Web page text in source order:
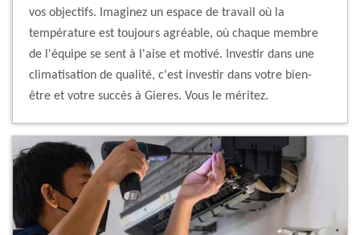
vos objectifs. Imaginez un espace de travail où la
température est toujours agréable, où chaque membre
de l'équipe se sent à l'aise et motivé. Investir dans une
climatisation de qualité, c'est investir dans votre bien-
être et votre succès à Gieres. Vous le méritez.